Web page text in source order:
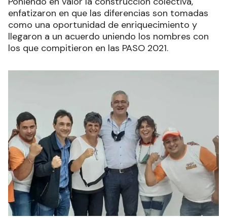
enfatizaron en que las diferencias son tomadas
como una oportunidad de enriquecimiento y
llegaron a un acuerdo uniendo los nombres con
los que compitieron en las PASO 2021.